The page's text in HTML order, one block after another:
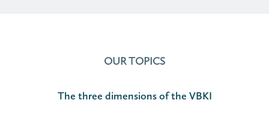
OUR TOPICS
The three dimensions of the VBKI